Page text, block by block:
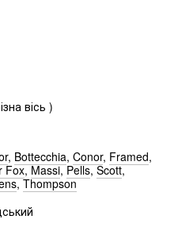
вісь )
, Bottecchia, Conor, Framed,
Fox,Massi,Pells,Scott,
,Thompson